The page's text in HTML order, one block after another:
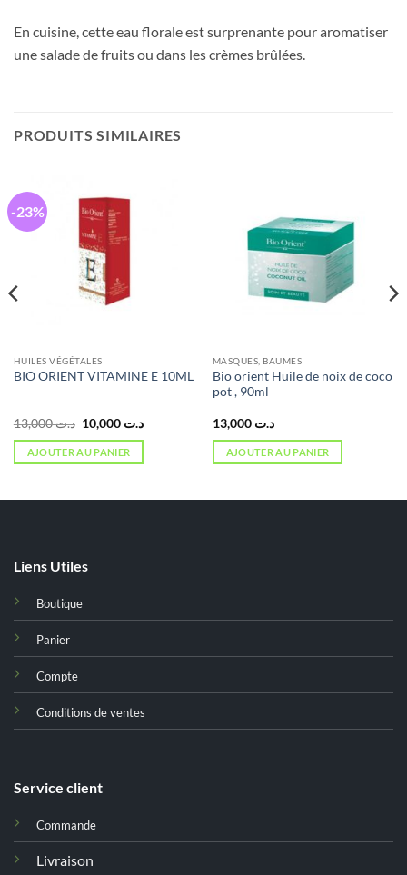
En cuisine, cette eau florale est surprenante pour aromatiser
une salade de fruits ou dans les crèmes brûlées.
PRODUITS SIMILAIRES
-23%
HUILES VÉGÉTALES
BIO ORIENT VITAMINE E 10ML
د.ت13,000
Le
prix
initial
était :
د.ت 10,000
Le
AJOUTER AU PANIER
MASQUES, BAUMES
Bio orient Huile de noix de coco
pot , 90ml
د.ت 13,000
AJOUTER AU PANIER
Liens Utiles
Boutique
Panier
Compte
Conditions de ventes
Service client
Commande
Livraison